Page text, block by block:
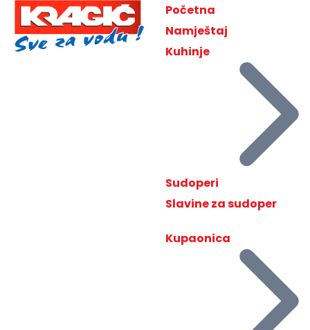
Početna
Namještaj
Kuhinje
Sudoperi
Slavine za sudoper
Kupaonica